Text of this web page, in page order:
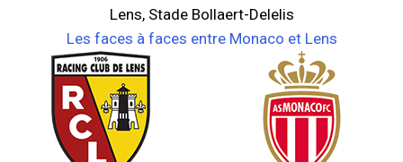
Lens, Stade Bollaert-Delelis
Les faces à faces entre Monaco et Lens